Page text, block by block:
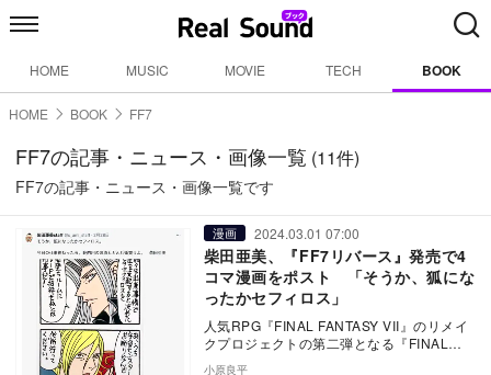
HOME MUSIC MOVIE TECH BOOK
HOME BOOK FF7
FF7の記事・ニュース・画像一覧 (11件)
FF7の記事・ニュース・画像一覧です
漫画 2024.03.01 07:00
柴田亜美、『FF7リバース』発売で4
コマ漫画をポスト 「そうか、狐にな
ったかセフィロス」
人気RPG『FINAL FANTASY VII』のリメイ
クプロジェクトの第二弾となる『FINAL
小原良平